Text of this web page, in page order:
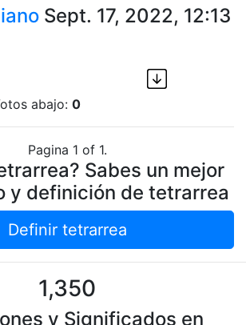
Sept. 17, 2022, 12:13
abajo: 0
Pagina 1 of 1.
Sabes un mejor
y definición de tetrarrea
Definir tetrarrea
1,350
y Significados en